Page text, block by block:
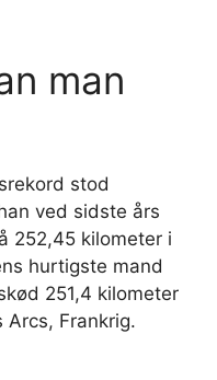
man
stod
ved sidste års
252,45 kilometer i
hurtigste mand
251,4 kilometer
Frankrig.